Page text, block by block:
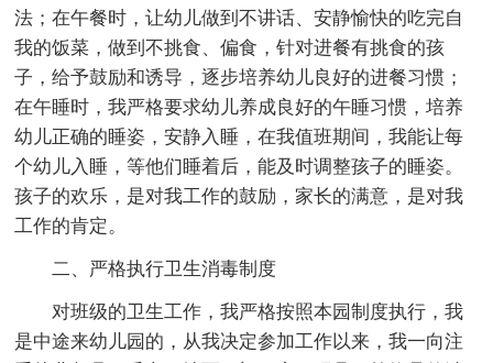
法；在午餐时，让幼儿做到不讲话、安静愉快的吃完自
我的饭菜，做到不挑食、偏食，针对进餐有挑食的孩
子，给予鼓励和诱导，逐步培养幼儿良好的进餐习惯；
在午睡时，我严格要求幼儿养成良好的午睡习惯，培养
幼儿正确的睡姿，安静入睡，在我值班期间，我能让每
个幼儿入睡，等他们睡着后，能及时调整孩子的睡姿。
孩子的欢乐，是对我工作的鼓励，家长的满意，是对我
工作的肯定。
二、严格执行卫生消毒制度
对班级的卫生工作，我严格按照本园制度执行，我
是中途来幼儿园的，从我决定参加工作以来，我一向注